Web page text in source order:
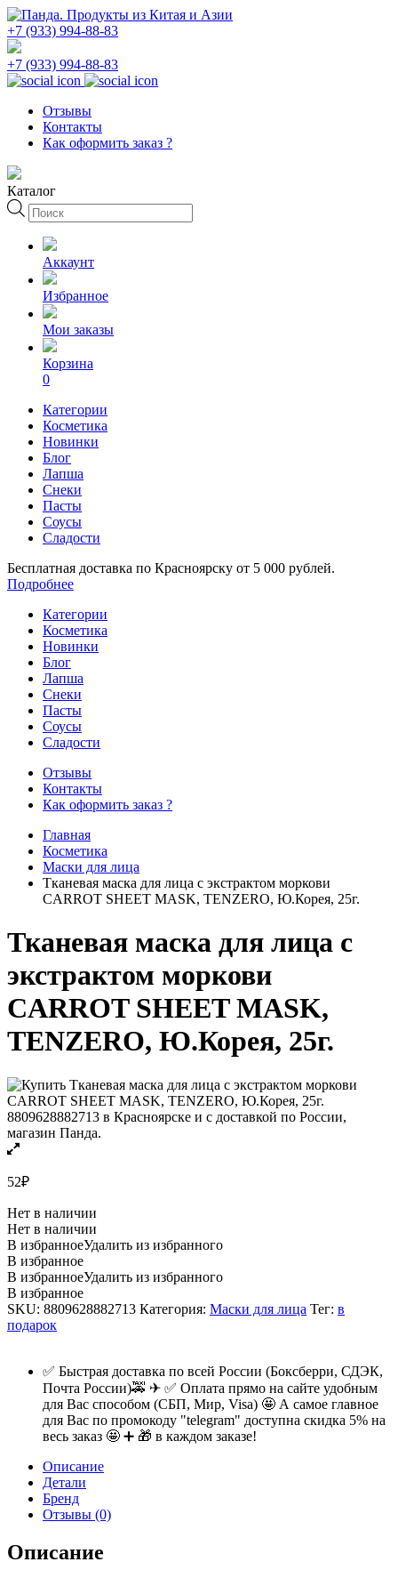
+7 (933) 994-88-83
+7 (933) 994-88-83
Отзывы
Контакты
Как оформить заказ ?
Каталог
Поиск
товаров
Аккаунт
Избранное
Мои заказы
Корзина
0
Категории
Косметика
Новинки
Блог
Лапша
Снеки
Пасты
Соусы
Сладости
Бесплатная доставка по Красноярску от 5 000 рублей.
Подробнее
Категории
Косметика
Новинки
Блог
Лапша
Снеки
Пасты
Соусы
Сладости
Отзывы
Контакты
Как оформить заказ ?
Главная
Косметика
Маски для лица
Тканевая маска для лица с экстрактом моркови
CARROT SHEET MASK, TENZERO, Ю.Корея, 25г.
Тканевая маска для лица с
экстрактом моркови
CARROT SHEET MASK,
TENZERO, Ю.Корея, 25г.
52₽
Нет в наличии
Нет в наличии
В избранноеУдалить из избранного
В избранное
В избранноеУдалить из избранного
В избранное
SKU: 8809628882713 Категория: Маски для лица Тег: в
подарок
✅ Быстрая доставка по всей России (Боксберри, СДЭК,
Почта России)🚕 ✈ ✅ Оплата прямо на сайте удобным
для Вас способом (СБП, Мир, Visa) 🤩 А самое главное
для Вас по промокоду "telegram" доступна скидка 5% на
весь заказ 🤩 ➕ 🎁 в каждом заказе!
Описание
Детали
Бренд
Отзывы (0)
Описание